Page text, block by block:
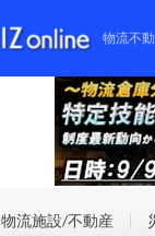
物流不
物流施設/不動産